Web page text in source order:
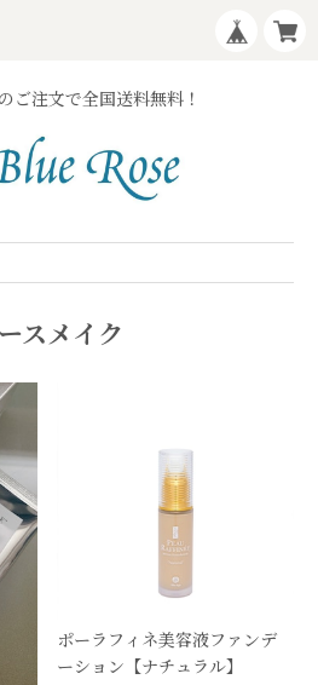
ご注文で全国送料無料！
スメイク
ポーラフィネ美容液ファンデ
ーション【ナチュラル】